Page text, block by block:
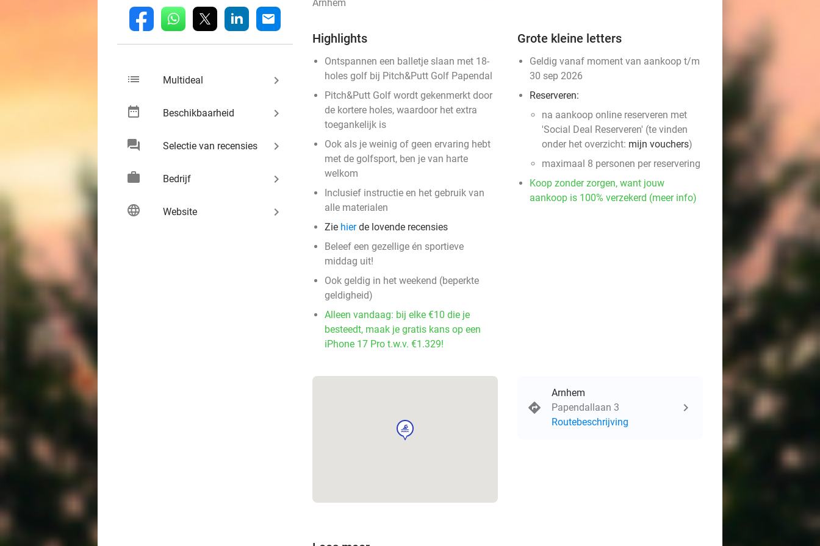
fb whatsapp linkedin mail
list Multideal keyboard_arrow_right
date_range Beschikbaarheid keyboard_arrow_right
chat Selectie van recensies keyboard_arrow_right
work Bedrijf keyboard_arrow_right
language Website keyboard_arrow_right
Arnhem
Highlights
Ontspannen een balletje slaan met 18-
holes golf bij Pitch&Putt Golf Papendal
Pitch&Putt Golf wordt gekenmerkt door
de kortere holes, waardoor het extra
toegankelijk is
Ook als je weinig of geen ervaring hebt
met de golfsport, ben je van harte
welkom
Inclusief instructie en het gebruik van
alle materialen
Zie hierde lovende recensies
Beleef een gezellige én sportieve
middag uit!
Ook geldig in het weekend (beperkte
geldigheid)
Alleen vandaag: bij elke €10 die je
besteedt, maak je gratis kans op een
iPhone 17 Pro t.w.v. €1.329!
Grote kleine letters
Geldig vanaf moment van aankoop t/m
30 sep 2026
Reserveren:
na aankoop online reserveren met
'Social Deal Reserveren' (te vinden
onder het overzicht: mijn vouchers)
maximaal 8 personen per reservering
Koop zonder zorgen, want jouw
aankoop is 100% verzekerd (meer info)
sport
Arnhem
Papendallaan 3
Routebeschrijving